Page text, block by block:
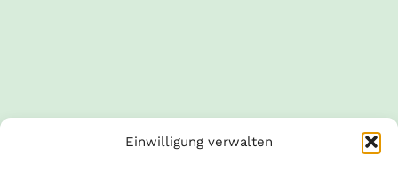
Einwilligung verwalten